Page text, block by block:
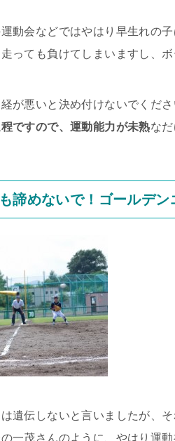
動会などではやはり早生れの
っても負けてしまいますし、
が悪いと決め付けないでくださ
ですので、運動能力が未熟なだ
諦めないで！ゴールデン
遺伝しないと言いましたが、
一茂さんのように、やはり運